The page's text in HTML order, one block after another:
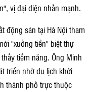
vị đại diện nhấn mạnh.
động sản tại Hà Nội tham
"xuống tiền" biệt thự
tiềm năng. Ông Minh
triển nhờ du lịch khởi
thành phố trực thuộc